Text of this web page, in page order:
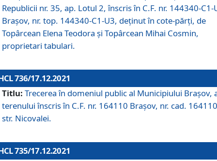
Republicii nr. 35, ap. Lotul 2, înscris în C.F. nr. 144340-C1-
Brașov, nr. top. 144340-C1-U3, deținut în cote-părți, de
Topârcean Elena Teodora și Topârcean Mihai Cosmin,
proprietari tabulari.
736/17.12.2021
Titlu: Trecerea în domeniul public al Municipiului Braşov,
terenului înscris în C.F. nr. 164110 Brașov, nr. cad.
str. Nicovalei.
735/17.12.2021